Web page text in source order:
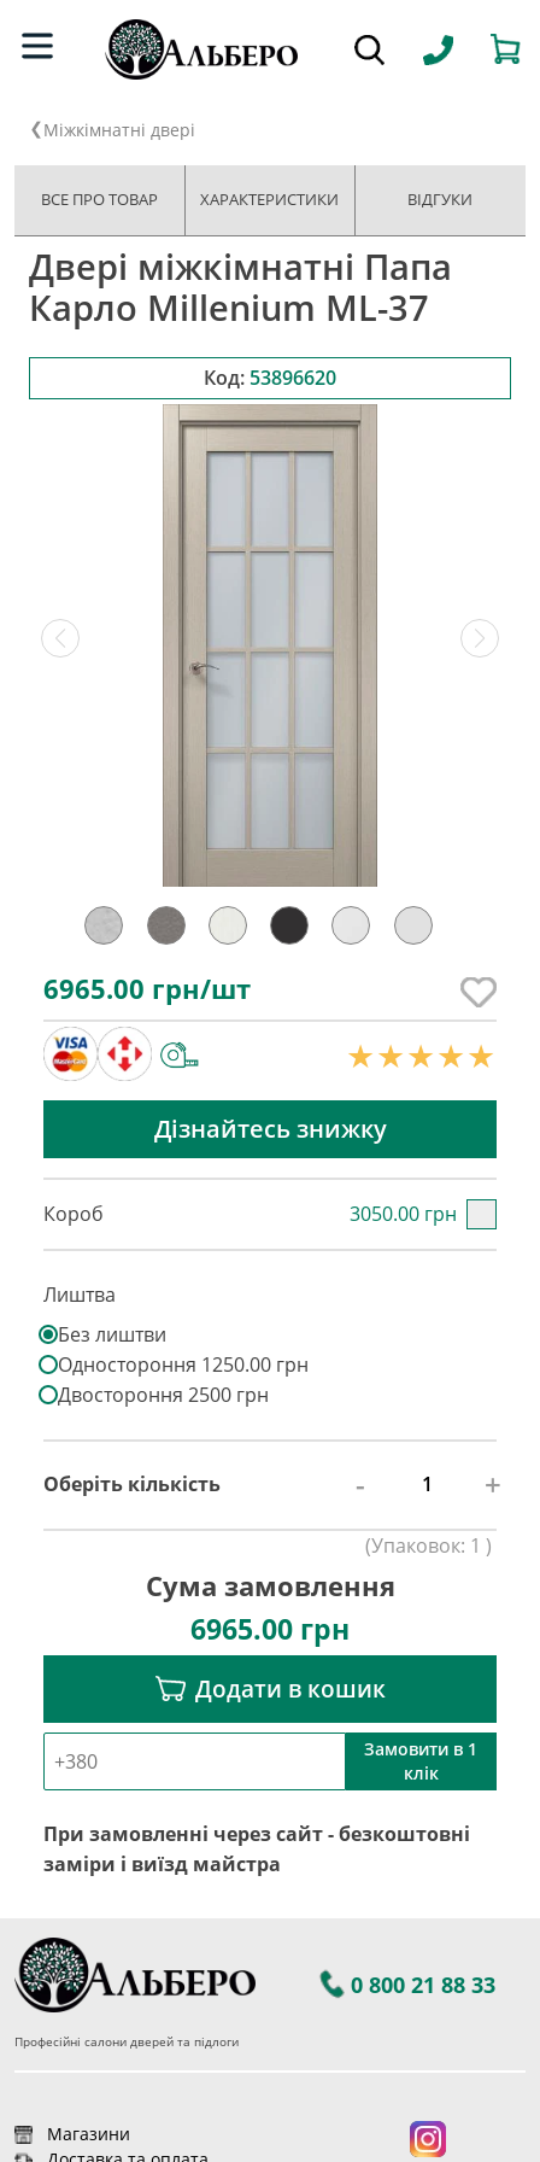
Міжкімнатні двері
ВСЕ ПРО ТОВАР ХАРАКТЕРИСТИКИ ВІДГУКИ
Двері міжкімнатні Папа
Карло Millenium ML-37
Код: 53896620
6965.00 грн/шт
Дізнайтесь знижку
Короб 3050.00 грн
Лиштва
Без лиштви
Одностороння 1250.00 грн
Двостороння 2500 грн
Оберіть кількість - +
(Упаковок: 1 )
Сума замовлення
6965.00 грн
Додати в кошик
Замовити в 1
клік
При замовленні через сайт - безкоштовні
заміри і виїзд майстра
0 800 21 88 33
Професійні салони дверей та підлоги
Магазини